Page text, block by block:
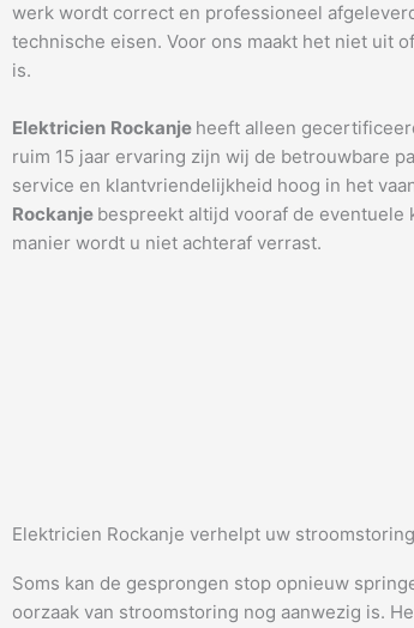
werk wordt correct en professioneel
technische eisen. Voor ons maakt het niet uit
is.
Elektricien Rockanje heeft alleen
ruim 15 jaar ervaring zijn wij de betrouwbare
service en klantvriendelijkheid hoog in het
Rockanje bespreekt altijd vooraf de eventuele
manier wordt u niet achteraf verrast.
Elektricien Rockanje verhelpt uw stroomstoring
Soms kan de gesprongen stop opnieuw
oorzaak van stroomstoring nog aanwezig is.